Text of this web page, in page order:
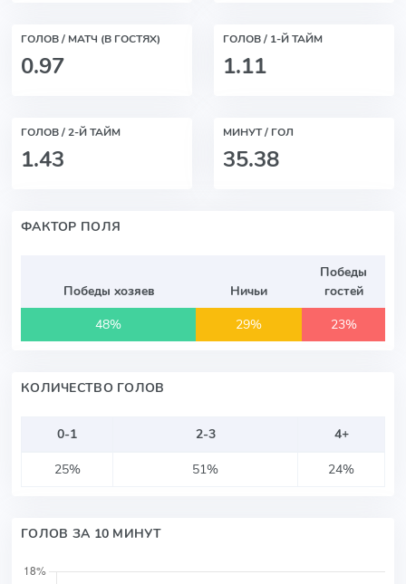
ГОЛОВ / МАТЧ (В ГОСТЯХ)
0.97
ГОЛОВ / 1-Й ТАЙМ
1.11
ГОЛОВ / 2-Й ТАЙМ
1.43
МИНУТ / ГОЛ
35.38
ФАКТОР ПОЛЯ
Победы хозяев Ничьи
Победы
гостей
48%
29% 23%
КОЛИЧЕСТВО ГОЛОВ
0-1 2-3
4+
25%
51% 24%
ГОЛОВ ЗА 10 МИНУТ